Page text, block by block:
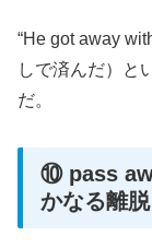
“He got away
しで済んだ）と
だ。
⑩ pass
かなる離脱